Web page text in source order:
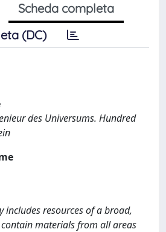
Scheda completa
(DC)
des Universums. Hundred
includes resources of a broad,
materials from all areas